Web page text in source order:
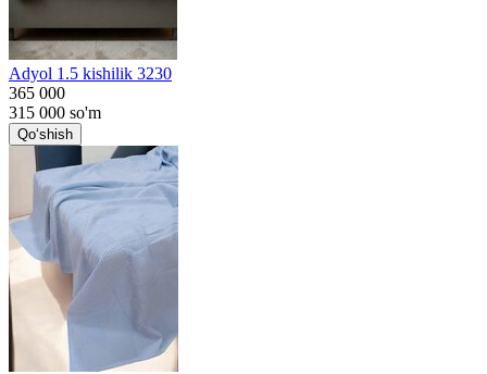
Adyol 1.5 kishilik 3230
365 000
315 000 so'm
Qo‘shish